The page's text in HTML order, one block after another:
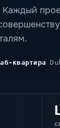
Каждый
квартира